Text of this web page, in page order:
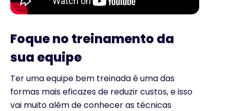
Foque no treinamento da
sua equipe
Ter uma equipe bem treinada é uma das
formas mais eficazes de reduzir custos, e isso
vai muito além de conhecer as técnicas